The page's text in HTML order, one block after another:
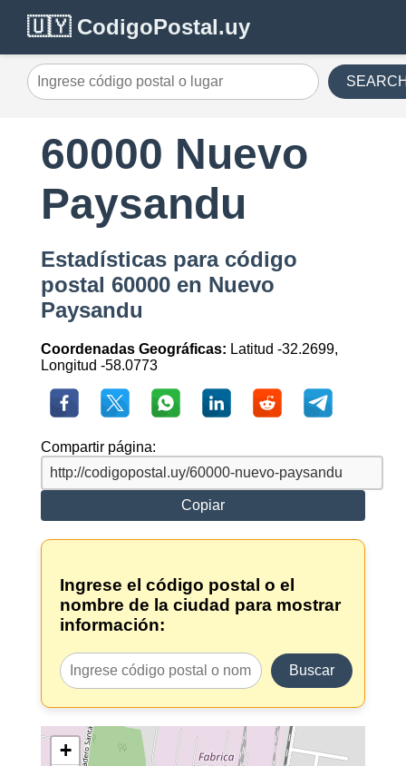
🇺🇾 CodigoPostal.uy
60000 Nuevo
Paysandu
Estadísticas para código
postal 60000 en Nuevo
Paysandu
Coordenadas Geográficas: Latitud -32.2699,
Longitud -58.0773
Compartir página:
Copiar
Ingrese el código postal o el
nombre de la ciudad para mostrar
información:
Buscar
+